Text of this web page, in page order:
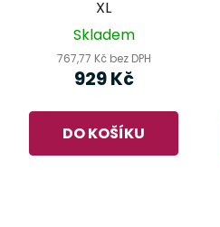
XL
Skladem
767,77 Kč bez DPH
929 Kč
DO KOŠÍKU